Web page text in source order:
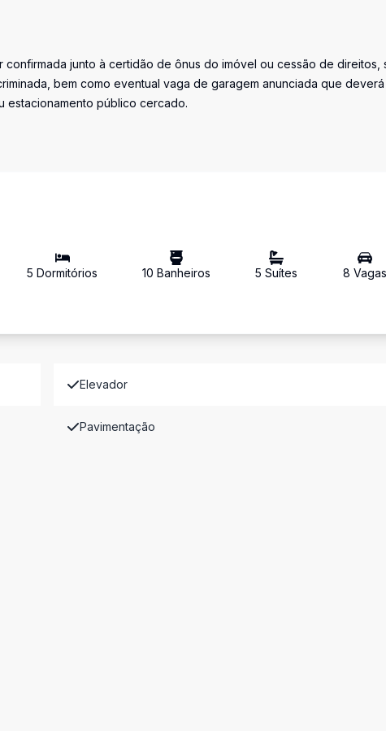
junto à certidão de ônus do imóvel ou cessão de direitos,
bem como eventual vaga de garagem anunciada que
estacionamento público cercado.
5 Dormitórios 10 Banheiros 5 Suítes 8 Vagas
Elevador
Pavimentação